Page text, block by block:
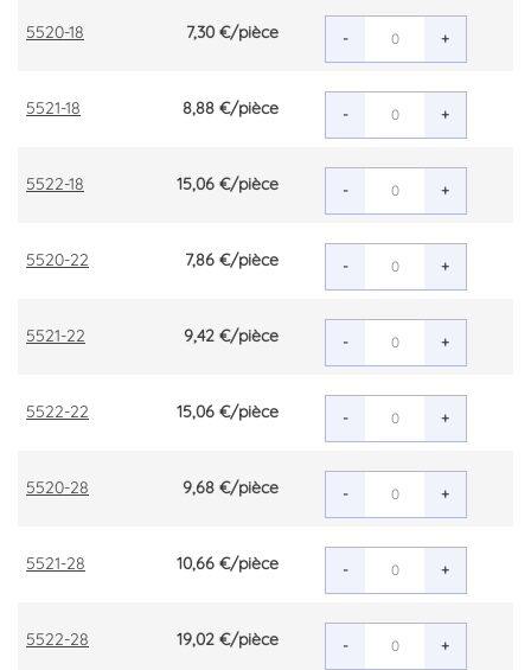
5520-18 7,30 €/pièce - +
5521-18 8,88 €/pièce - +
5522-18 15,06 €/pièce - +
5520-22 7,86 €/pièce - +
5521-22 9,42 €/pièce - +
5522-22 15,06 €/pièce - +
5520-28 9,68 €/pièce - +
5521-28 10,66 €/pièce - +
5522-28 19,02 €/pièce - +